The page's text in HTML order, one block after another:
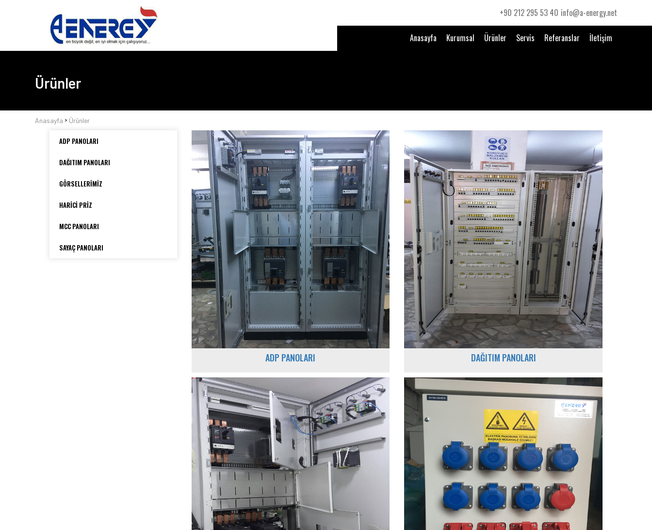
+90 212 295 53 40 info@a-energy.net
Anasayfa Kurumsal Ürünler Servis Referanslar İletişim
Ürünler
Anasayfa > Ürünler
ADP PANOLARI
DAĞITIM PANOLARI
GÖRSELLERİMİZ
HARİCİ PRİZ
MCC PANOLARI
SAYAÇ PANOLARI
ADP PANOLARI DAĞITIM PANOLARI